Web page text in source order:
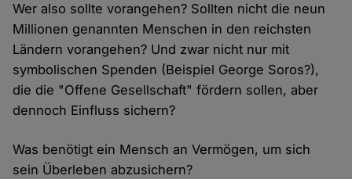
Wer also sollte vorangehen? Sollten nicht die neun
Millionen genannten Menschen in den reichsten
Ländern vorangehen? Und zwar nicht nur mit
symbolischen Spenden (Beispiel George Soros?),
die die "Offene Gesellschaft" fördern sollen, aber
dennoch Einfluss sichern?
Was benötigt ein Mensch an Vermögen, um sich
sein Überleben abzusichern?